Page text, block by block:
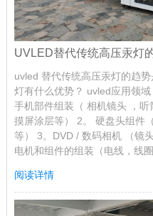
uvled 替代传统高压汞灯的趋
灯有什么优势？ uvled应用领
手机部件组装（ 相机镜头 ，
摸屏涂层等） 2。 硬盘头组件
等） 3。DVD / 数码相机 （镜
电机和组件的组装（电线，线
阅读详情